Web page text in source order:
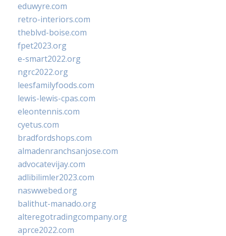
eduwyre.com
retro-interiors.com
theblvd-boise.com
fpet2023.org
e-smart2022.org
ngrc2022.org
leesfamilyfoods.com
lewis-lewis-cpas.com
eleontennis.com
cyetus.com
bradfordshops.com
almadenranchsanjose.com
advocatevijay.com
adlibilimler2023.com
naswwebed.org
balithut-manado.org
alteregotradingcompany.org
aprce2022.com